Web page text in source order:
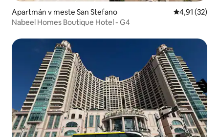
Apartmán v meste San Stefano Priemerné
4,91 (32)
Nabeel Homes Boutique Hotel - G4